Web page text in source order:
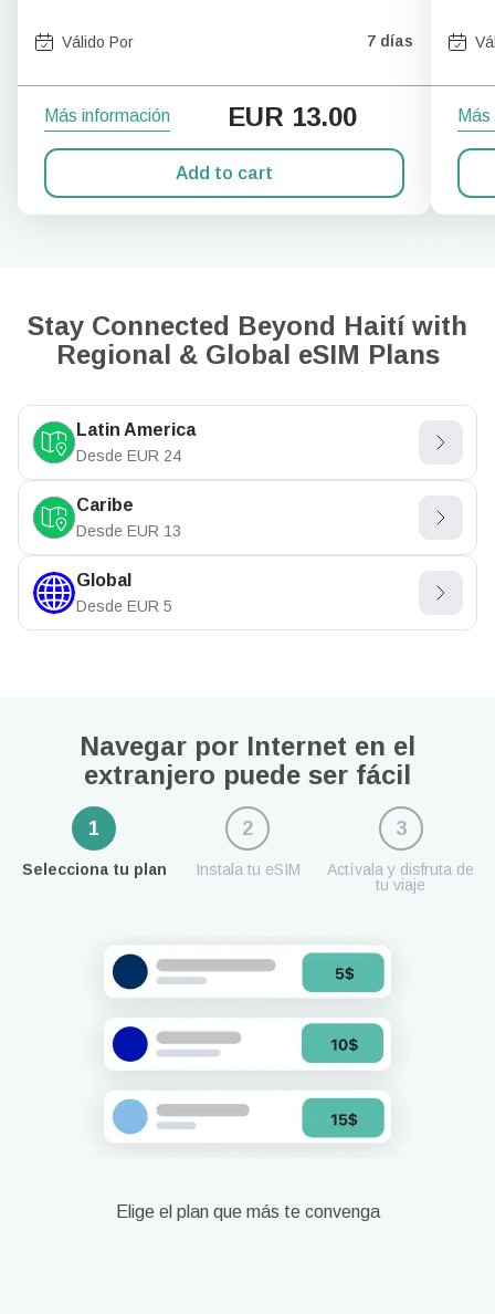
Válido Por 7 días
Más información EUR 13.00
Add to cart
Stay Connected Beyond Haití with
Regional & Global eSIM Plans
Latin America
Desde EUR 24
Caribe
Desde EUR 13
Global
Desde EUR 5
Navegar por Internet en el
extranjero puede ser fácil
1
Selecciona tu plan
2
Instala tu eSIM
3
Actívala y disfruta de
tu viaje
Elige el plan que más te convenga